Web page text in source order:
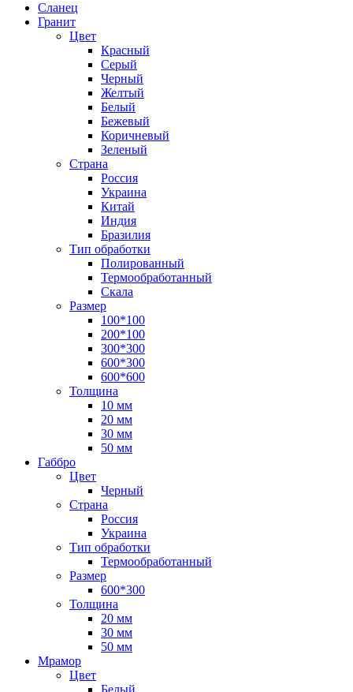
Сланец
Гранит
Цвет
Красный
Серый
Черный
Желтый
Белый
Бежевый
Коричневый
Зеленый
Страна
Россия
Украина
Китай
Индия
Бразилия
Тип обработки
Полированный
Термообработанный
Скала
Размер
100*100
200*100
300*300
600*300
600*600
Толщина
10 мм
20 мм
30 мм
50 мм
Габбро
Цвет
Черный
Страна
Россия
Украина
Тип обработки
Термообработанный
Размер
600*300
Толщина
20 мм
30 мм
50 мм
Мрамор
Цвет
Белый